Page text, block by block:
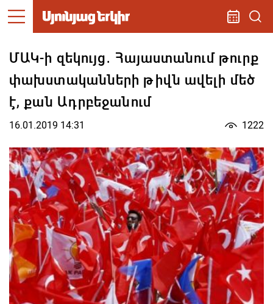
ՄԱԿ-ի զեկույց․ Հայաստանում թուրք
փախստականների թիվն ավելի մեծ
է, քան Ադրբեջանում
16.01.2019 14:31 1222